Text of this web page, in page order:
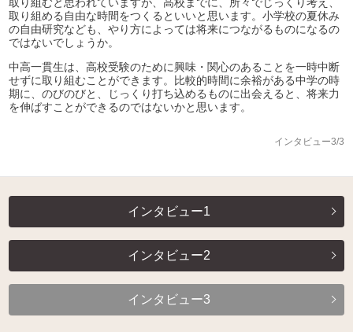
取り組むと思われていますが、高校までに、所々でじっくり考え、
取り組める自由な時間をつくるといいと思います。小学校の夏休み
の自由研究なども、やり方によっては将来につながるものになるの
ではないでしょうか。
中高一貫生は、高校受験のために興味・関心のあることを一時中断
せずに取り組むことができます。比較的時間に余裕がある中学の時
期に、のびのびと、じっくり打ち込めるものに出会えると、将来力
を伸ばすことができるのではないかと思います。
インタビュー3/3
インタビュー1
インタビュー2
インタビュー3